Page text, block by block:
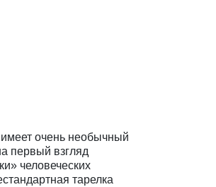
очень необычный
первый взгляд
человеческих
тарелка